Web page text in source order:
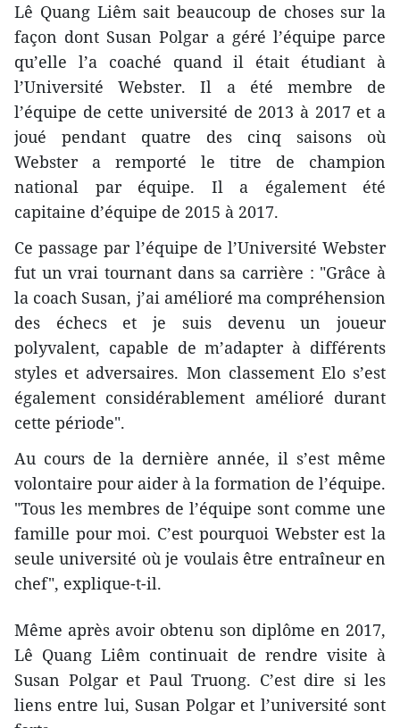
Lê Quang Liêm sait beaucoup de choses sur la
façon dont Susan Polgar a géré l’équipe parce
qu’elle l’a coaché quand il était étudiant à
l’Université Webster. Il a été membre de
l’équipe de cette université de 2013 à 2017 et a
joué pendant quatre des cinq saisons où
Webster a remporté le titre de champion
national par équipe. Il a également été
capitaine d’équipe de 2015 à 2017.
Ce passage par l’équipe de l’Université Webster
fut un vrai tournant dans sa carrière : "Grâce à
la coach Susan, j’ai amélioré ma compréhension
des échecs et je suis devenu un joueur
polyvalent, capable de m’adapter à différents
styles et adversaires. Mon classement Elo s’est
également considérablement amélioré durant
cette période".
Au cours de la dernière année, il s’est même
volontaire pour aider à la formation de l’équipe.
"Tous les membres de l’équipe sont comme une
famille pour moi. C’est pourquoi Webster est la
seule université où je voulais être entraîneur en
chef", explique-t-il.
Même après avoir obtenu son diplôme en 2017,
Lê Quang Liêm continuait de rendre visite à
Susan Polgar et Paul Truong. C’est dire si les
liens entre lui, Susan Polgar et l’université sont